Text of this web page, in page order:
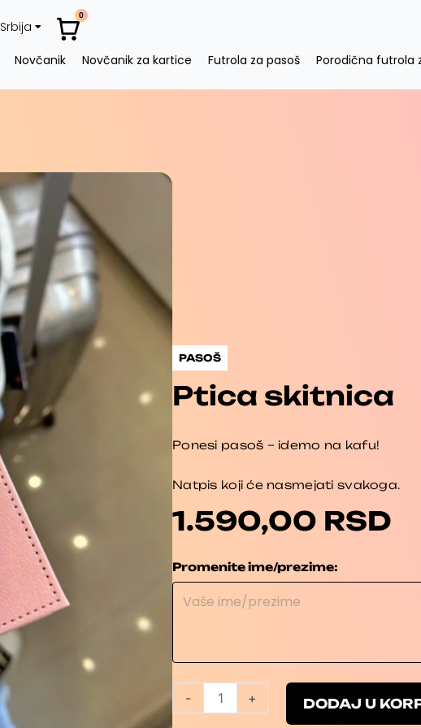
Srbija
0
Cart
Novčanik Novčanik za kartice Futrola za pasoš Porodična futrola
PASOŠ
Ptica skitnica
Ponesi pasoš – idemo na kafu!
Natpis koji će nasmejati svakoga.
1.590,00 RSD
Promenite ime/prezime:
-
Ptica
skitnica
količina
+ DODAJ U